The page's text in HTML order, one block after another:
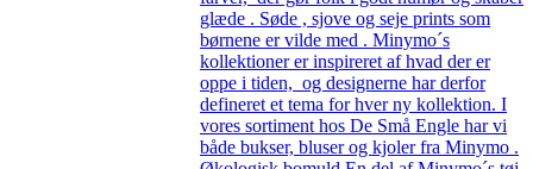
glæde . Søde , sjove og seje prints som
børnene er vilde med . Minymo´s
kollektioner er inspireret af hvad der er
oppe i tiden, og designerne har derfor
defineret et tema for hver ny kollektion. I
vores sortiment hos De Små Engle har vi
både bukser, bluser og kjoler fra Minymo .